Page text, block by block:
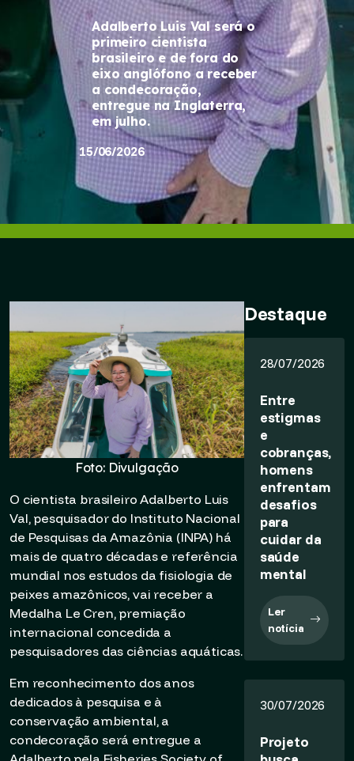
Adalberto Luis Val será o
primeiro cientista
brasileiro e de fora do
eixo anglófono a receber
a condecoração,
entregue na Inglaterra,
em julho.
15/06/2026
Foto: Divulgação
O cientista brasileiro Adalberto Luis
Val, pesquisador do Instituto Nacional
de Pesquisas da Amazônia (INPA) há
mais de quatro décadas e referência
mundial nos estudos da fisiologia de
peixes amazônicos, vai receber a
Medalha Le Cren, premiação
internacional concedida a
pesquisadores das ciências aquáticas.
Em reconhecimento dos anos
dedicados à pesquisa e à
conservação ambiental, a
condecoração será entregue a
Destaque
28/07/2026
Entre
estigmas
e
cobranças,
homens
enfrentam
desafios
para
cuidar da
saúde
mental
Ler
notícia
30/07/2026
Projeto